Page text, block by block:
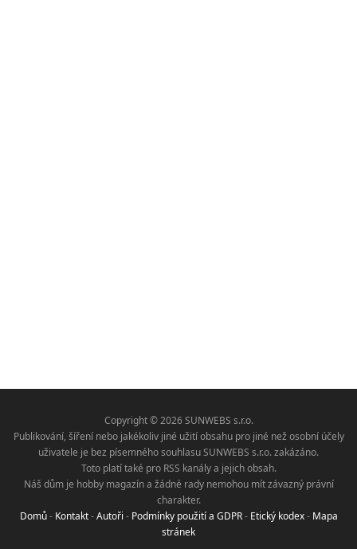
Copyright © 2026 SUNWEBS s.r.o.
Publikování, šíření nebo jakékoliv jiné užití obsahu pro jiné než osobní účely
uživatele je bez písemného souhlasu SUNWEBS s.r.o. zakázáno.
Toto platí také pro RSS kanály a jejich obsah.
Náš dům je hobby magazín a žádné rady nemohou mít závazný právní
charakter.
Domů- Kontakt-Autoři - Podmínky použití a GDPR- Etický kodex- Mapa
stránek